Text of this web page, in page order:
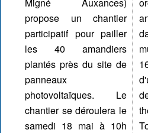
propose un chantier
participatif pour pailler
les 40 amandiers
plantés près du site de
panneaux
photovoltaïques. Le
chantier se déroulera le
samedi 18 mai à 10h